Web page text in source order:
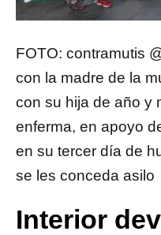
FOTO: contramutis
con la madre de la
con su hija de año y
enferma, en apoyo
en su tercer día de
se les conceda asilo
Interior